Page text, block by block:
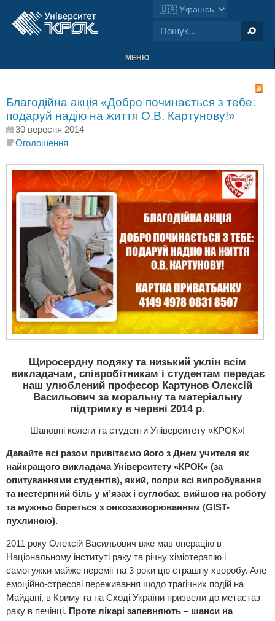
МЕНЮ
Благодійна акція «Добро починається з тебе:
подаруй надію на життя О.В. Картунову!»
30 вересня 2014
Оголошення
Щиросердну подяку та низький уклін всім
викладачам, співробітникам і студентам передає
наш улюблений професор Картунов Олексій
Васильович за моральну та матеріальну
підтримку в червні 2014 р.
Шановні колеги та студенти Університету «КРОК»!
Давайте всі разом привітаємо його з Днем учителя як
найкращого викладача Університету «КРОК» (за
опитуваннями студентів), який, попри всі випробування
та нестерпний біль у м’язах і суглобах, вийшов на роботу
та мужньо бореться з онкозахворюванням (GIST-
пухлиною).
2011 року Олексій Васильович вже мав операцію в
Національному інституті раку та річну хіміотерапію і
самотужки майже переміг на 3 роки цю страшну хворобу. Але
емоційно-стресові переживання щодо трагічних подій на
Майдані, в Криму та на Сході України призвели до метастаз
раку в печінці. Проте лікарі запевняють – шанси на